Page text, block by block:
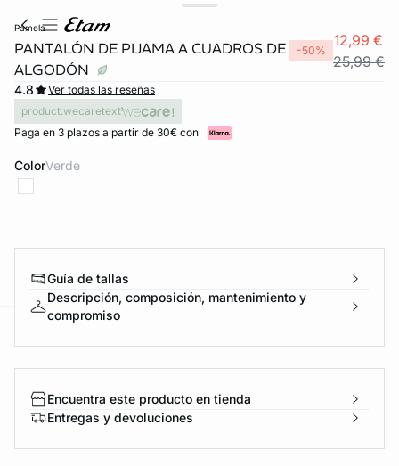
pamela
PANTALÓN DE PIJAMA A CUADROS DE
ALGODÓN
-50%
12,99 €
25,99 €
4.8
Ver todas las reseñas
product.wecaretext
Paga en 3 plazos a partir de 30€ con
Color verde
Guía de tallas
Descripción, composición, mantenimiento y
compromiso
Encuentra este producto en tienda
Entregas y devoluciones